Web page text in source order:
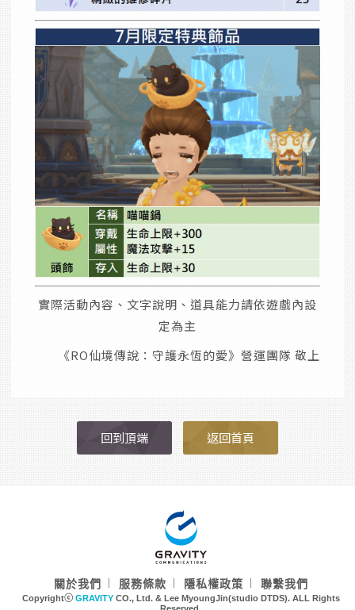
實際活動內容、文字說明、道具能力請依遊戲內設
定為主
《RO仙境傳說：守護永恆的愛》營運團隊 敬上
回到頂端 返回首頁